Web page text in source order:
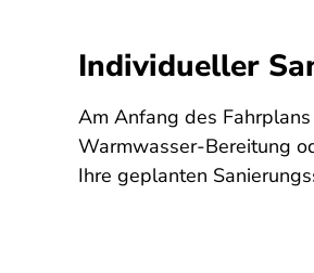
Individueller
Am Anfang des
Warmwasser-Bereitung
Ihre geplanten